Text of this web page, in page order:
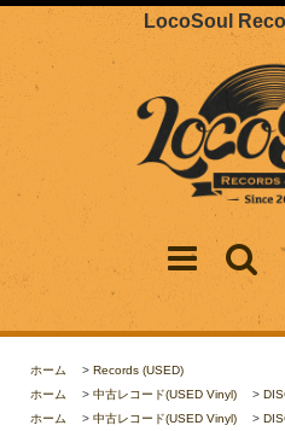
LocoSoul
ホーム > Records (USED)
ホーム
> 中古レコード(USED Vinyl) >
ホーム
> 中古レコード(USED Vinyl) >